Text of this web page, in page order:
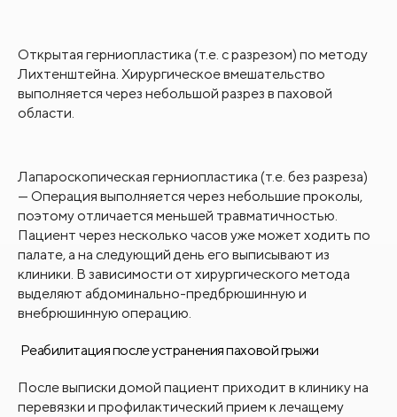
Открытая герниопластика (т.е. с разрезом) по методу
Лихтенштейна. Хирургическое вмешательство
выполняется через небольшой разрез в паховой
области.
Лапароскопическая герниопластика (т.е. без разреза)
— Операция выполняется через небольшие проколы,
поэтому отличается меньшей травматичностью.
Пациент через несколько часов уже может ходить по
палате, а на следующий день его выписывают из
клиники. В зависимости от хирургического метода
выделяют абдоминально-предбрюшинную и
внебрюшинную операцию.
Реабилитация после устранения паховой грыжи
После выписки домой пациент приходит в клинику на
перевязки и профилактический прием к лечащему